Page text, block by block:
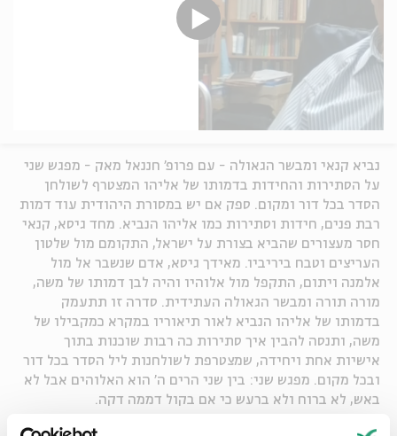
נביא קנאי ומבשר הגאולה - עם פרופ' חננאל מאק - מפגש שני
על הסתירות והחידות בדמותו של אליהו המצטרף לשולחן
הסדר בכל דור ומקום. ספק אם יש במסורת היהודית עוד דמות
רבת פנים, חידות וסתירות כמו אליהו הנביא. מחד גיסא, קנאי
חסר מעצורים שהביא בצורת על ישראל, התקומם מול שלטון
העריצים וטבח ביריביו. מאידך גיסא, אדם שנשבר אל מול
אלמנה ויתום, התקפל מול אלוהיו והיה לבן דמותו של משה,
מורה תורה ומבשר הגאולה העתידית. סדרה זו תתעמק
בדמותו של אליהו הנביא לאור תיאוריו במקרא כמקבילו של
משה, ותנסה להבין איך סתירות כה רבות שוכנות בתוך
אישיות אחת ויחידה, שמצטרפת לשולחנות ליל הסדר בכל דור
ובכל מקום. מפגש שני: בין שני הרים ה' הוא האלוהים אבל לא
באש, לא ברוח ולא ברעש כי אם בקול דממה דקה.